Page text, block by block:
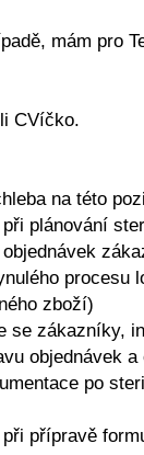
mám pro
CVíčko.
na této
plánování
procesu
zboží)
se zákazníky,
objednávek a
po
přípravě